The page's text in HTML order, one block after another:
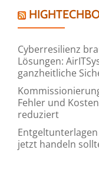
Cyberresilienz
Lösungen:
ganzheitliche
Fehler und
reduziert
jetzt handeln